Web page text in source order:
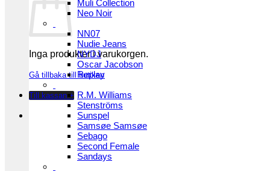
Inga produkter i varukorgen.
Gå tillbaka till butiken
Till kassan +
Muli Collection
Neo Noir
NN07
Nudie Jeans
NYDJ
Oscar Jacobson
Replay
R.M. Williams
Stenströms
Sunspel
Samsøe Samsøe
Sebago
Second Female
Sandays